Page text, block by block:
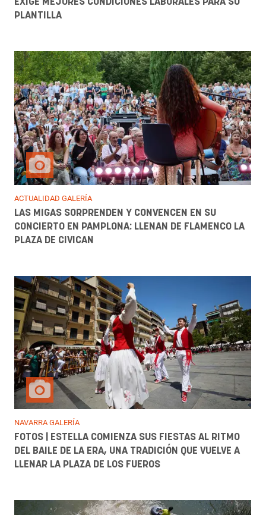
PLANTILLA
ACTUALIDAD GALERÍA
LAS MIGAS SORPRENDEN Y CONVENCEN EN SU
CONCIERTO EN PAMPLONA: LLENAN DE FLAMENCO LA
PLAZA DE CIVICAN
NAVARRA GALERÍA
FOTOS | ESTELLA COMIENZA SUS FIESTAS AL RITMO
DEL BAILE DE LA ERA, UNA TRADICIÓN QUE VUELVE A
LLENAR LA PLAZA DE LOS FUEROS